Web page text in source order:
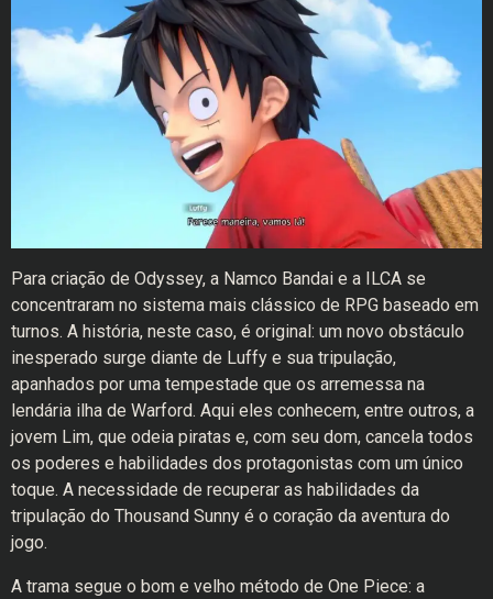
Para criação de Odyssey, a Namco Bandai e a ILCA se
concentraram no sistema mais clássico de RPG baseado em
turnos. A história, neste caso, é original: um novo obstáculo
inesperado surge diante de Luffy e sua tripulação,
apanhados por uma tempestade que os arremessa na
lendária ilha de Warford. Aqui eles conhecem, entre outros, a
jovem Lim, que odeia piratas e, com seu dom, cancela todos
os poderes e habilidades dos protagonistas com um único
toque. A necessidade de recuperar as habilidades da
tripulação do Thousand Sunny é o coração da aventura do
jogo.
A trama segue o bom e velho método de One Piece: a